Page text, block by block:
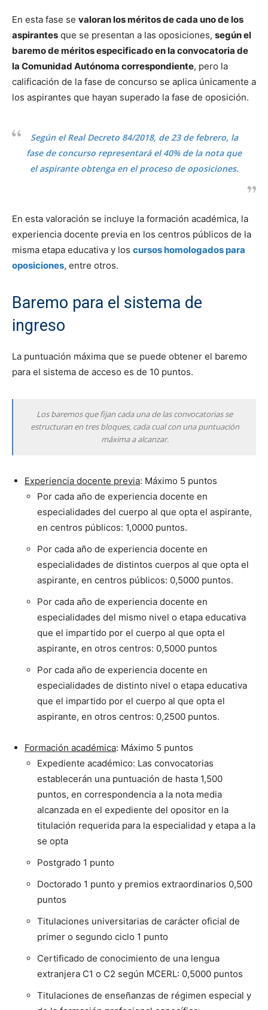
En esta fase se valoran los méritos de cada uno de los
aspirantes que se presentan a las oposiciones, según el
baremo de méritos especificado en la convocatoria de
la Comunidad Autónoma correspondiente, pero la
calificación de la fase de concurso se aplica únicamente a
los aspirantes que hayan superado la fase de oposición.
Según el Real Decreto 84/2018, de 23 de febrero, la
fase de concurso representará el 40% de la nota que
el aspirante obtenga en el proceso de oposiciones.
En esta valoración se incluye la formación académica, la
experiencia docente previa en los centros públicos de la
misma etapa educativa y los cursos homologados para
oposiciones, entre otros.
Baremo para el sistema de
ingreso
La puntuación máxima que se puede obtener el baremo
para el sistema de acceso es de 10 puntos.
Los baremos que fijan cada una de las convocatorias se
estructuran en tres bloques, cada cual con una puntuación
máxima a alcanzar.
Experiencia docente previa: Máximo 5 puntos
Por cada año de experiencia docente en
especialidades del cuerpo al que opta el aspirante,
en centros públicos: 1,0000 puntos.
Por cada año de experiencia docente en
especialidades de distintos cuerpos al que opta el
aspirante, en centros públicos: 0,5000 puntos.
Por cada año de experiencia docente en
especialidades del mismo nivel o etapa educativa
que el impartido por el cuerpo al que opta el
aspirante, en otros centros: 0,5000 puntos
Por cada año de experiencia docente en
especialidades de distinto nivel o etapa educativa
que el impartido por el cuerpo al que opta el
aspirante, en otros centros: 0,2500 puntos.
Formación académica: Máximo 5 puntos
Expediente académico: Las convocatorias
establecerán una puntuación de hasta 1,500
puntos, en correspondencia a la nota media
alcanzada en el expediente del opositor en la
titulación requerida para la especialidad y etapa a la
se opta
Postgrado 1 punto
Doctorado 1 punto y premios extraordinarios 0,500
puntos
Titulaciones universitarias de carácter oficial de
primer o segundo ciclo 1 punto
Certificado de conocimiento de una lengua
extranjera C1 o C2 según MCERL: 0,5000 puntos
Titulaciones de enseñanzas de régimen especial y